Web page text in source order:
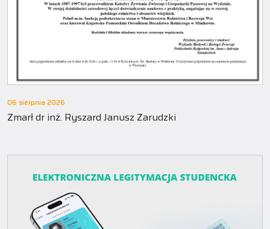
06 sierpnia 2026
Zmarł dr inż. Ryszard Janusz Zarudzki